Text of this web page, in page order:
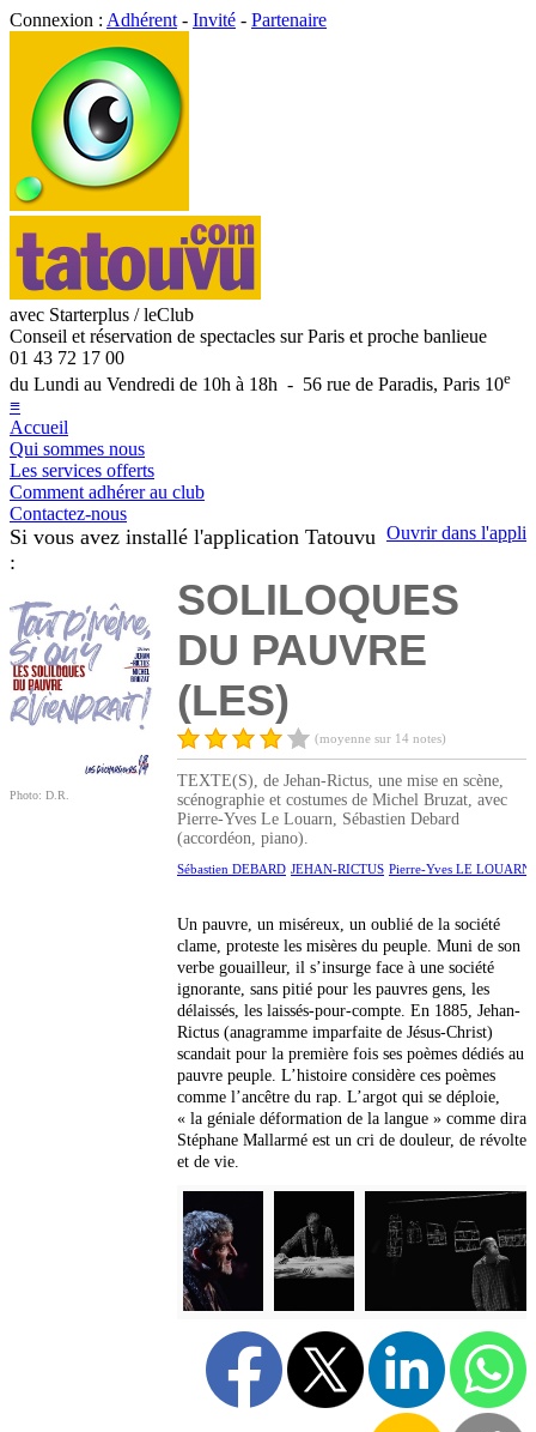
Connexion : Adhérent - Invité - Partenaire
avec Starterplus / leClub
Conseil et réservation de spectacles sur Paris et proche banlieue
01 43 72 17 00
du Lundi au Vendredi de 10h à 18h - 56 rue de Paradis, Paris 10e
≡
Accueil
Qui sommes nous
Les services offerts
Comment adhérer au club
Contactez-nous
Ouvrir dans l'appli
Si vous avez installé l'application Tatouvu
:
Photo: D.R.
SOLILOQUES
DU PAUVRE
(LES)
(moyenne sur 14 notes)
TEXTE(S), de Jehan-Rictus, une mise en scène,
scénographie et costumes de Michel Bruzat, avec
Pierre-Yves Le Louarn, Sébastien Debard
(accordéon, piano).
Sébastien DEBARD JEHAN-RICTUS Pierre-Yves LE LOUARN
Un pauvre, un miséreux, un oublié de la société
clame, proteste les misères du peuple. Muni de son
verbe gouailleur, il s’insurge face à une société
ignorante, sans pitié pour les pauvres gens, les
délaissés, les laissés-pour-compte. En 1885, Jehan-
Rictus (anagramme imparfaite de Jésus-Christ)
scandait pour la première fois ses poèmes dédiés au
pauvre peuple. L’histoire considère ces poèmes
comme l’ancêtre du rap. L’argot qui se déploie,
« la géniale déformation de la langue » comme dira
Stéphane Mallarmé est un cri de douleur, de révolte
et de vie.